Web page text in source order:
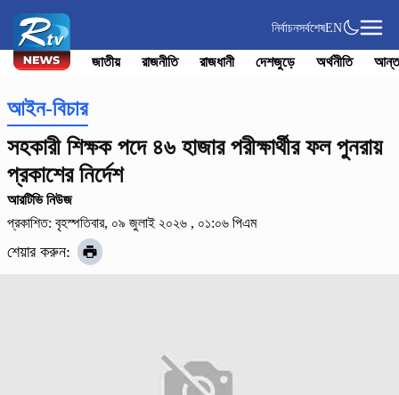
নির্বাচনসর্বশেষEN
জাতীয় রাজনীতি রাজধানী দেশজুড়ে অর্থনীতি
আইন-বিচার
সহকারী শিক্ষক পদে ৪৬ হাজার পরীক্ষার্থীর ফল পুনরায়
প্রকাশের নির্দেশ
আরটিভি নিউজ
প্রকাশিত: বৃহস্পতিবার, ০৯ জুলাই ২০২৬ , ০১:০৬ পিএম
শেয়ার করুন: